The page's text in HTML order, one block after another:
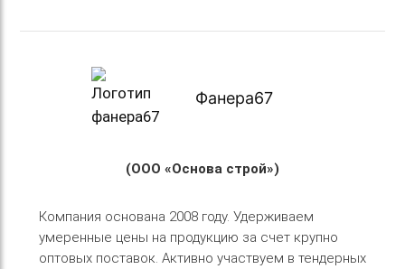
Фанера67
(ООО «Основа строй»)
Компания основана 2008 году. Удерживаем
умеренные цены на продукцию за счет крупно
оптовых поставок. Активно участвуем в тендерных